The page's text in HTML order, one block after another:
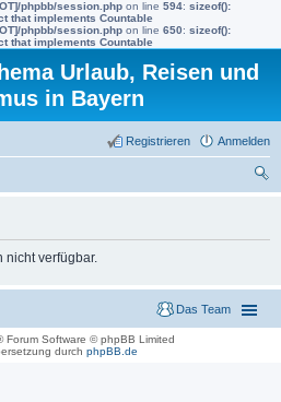
phpbb/session.php on line 594: sizeof():
that implements Countable
phpbb/session.php on line 650: sizeof():
that implements Countable
Urlaub, Reisen und
in Bayern
Anmelden
Registrieren
nicht verfügbar.
Das Team
Forum Software © phpBB Limited
durch phpBB.de